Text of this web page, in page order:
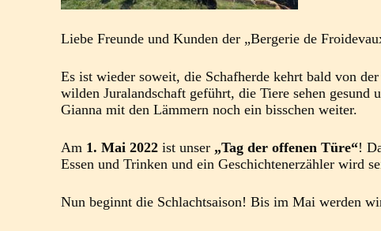
Liebe Freunde und Kunden der „Bergerie de
Es ist wieder soweit, die Schafherde kehrt bald von
wilden Juralandschaft geführt, die Tiere sehen
Gianna mit den Lämmern noch ein bisschen weiter.
Am 1. Mai 2022 ist unser „Tag der offenen Türe“!
Essen und Trinken und ein Geschichtenerzähler wird
Nun beginnt die Schlachtsaison! Bis im Mai werden